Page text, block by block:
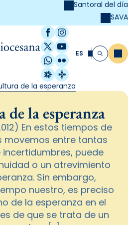
Santoral del día
SAVA
Facebook
Instagram
X / Twitter
YouTube
WhatsApp
Flickr
Radio Estel
Catalunya
ES Buscar
de la esperanza
la esperanza
En estos tiempos de
movemos entre tantas
puede
o un atrevimiento
Sin embargo,
nuestro, es preciso
de la esperanza en el
de que se trata de un